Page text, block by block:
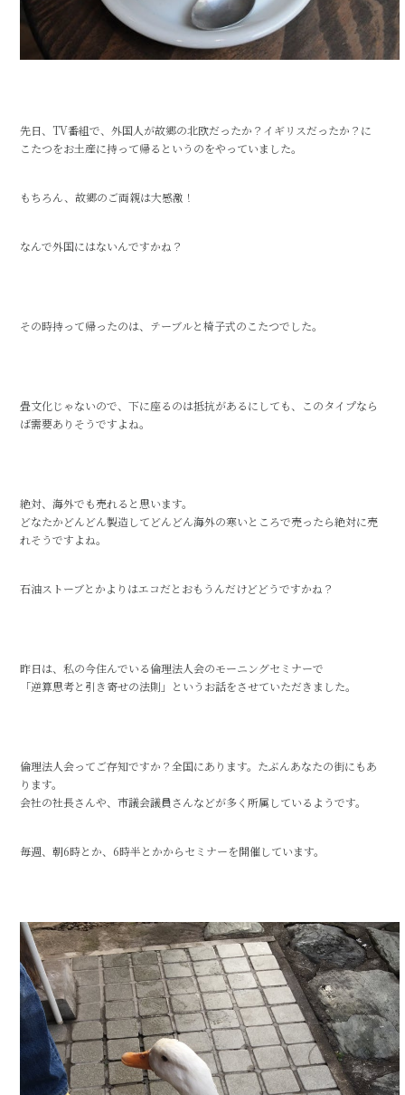
先日、TV番組で、外国人が故郷の北欧だったか？イギリスだったか？に
こたつをお土産に持って帰るというのをやっていました。
もちろん、故郷のご両親は大感激！
なんで外国にはないんですかね？
その時持って帰ったのは、テーブルと椅子式のこたつでした。
畳文化じゃないので、下に座るのは抵抗があるにしても、このタイプなら
ば需要ありそうですよね。
絶対、海外でも売れると思います。
どなたかどんどん製造してどんどん海外の寒いところで売ったら絶対に売
れそうですよね。
石油ストーブとかよりはエコだとおもうんだけどどうですかね？
昨日は、私の今住んでいる倫理法人会のモーニングセミナーで
「逆算思考と引き寄せの法則」というお話をさせていただきました。
倫理法人会ってご存知ですか？全国にあります。たぶんあなたの街にもあ
ります。
会社の社長さんや、市議会議員さんなどが多く所属しているようです。
毎週、朝6時とか、6時半とかからセミナーを開催しています。